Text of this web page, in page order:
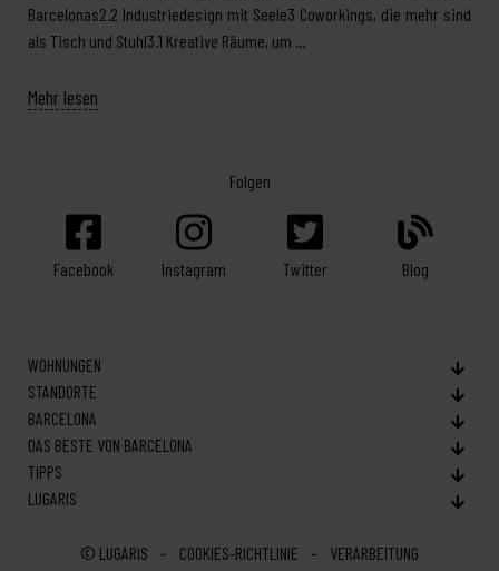
Barcelonas2.2 Industriedesign mit Seele3 Coworkings, die mehr sind
als Tisch und Stuhl3.1 Kreative Räume, um …
Mehr lesen
Folgen
Facebook Instagram Twitter Blog
WOHNUNGEN
STANDORTE
BARCELONA
DAS BESTE VON BARCELONA
TIPPS
LUGARIS
© LUGARIS COOKIES-RICHTLINIE
VERARBEITUNG